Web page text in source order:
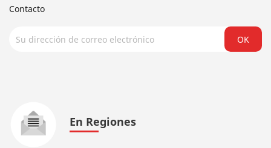
Contacto
En Regiones